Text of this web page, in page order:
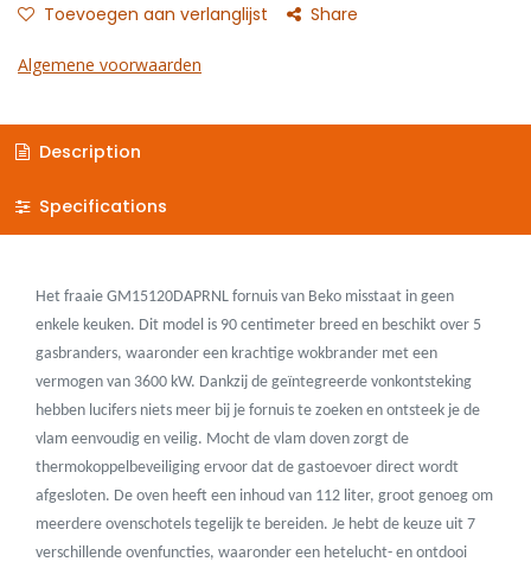
Toevoegen aan verlanglijst Share
Algemene voorwaarden
Description
Specifications
Het fraaie GM15120DAPRNL fornuis van Beko misstaat in geen
enkele keuken. Dit model is 90 centimeter breed en beschikt over 5
gasbranders, waaronder een krachtige wokbrander met een
vermogen van 3600 kW. Dankzij de geïntegreerde vonkontsteking
hebben lucifers niets meer bij je fornuis te zoeken en ontsteek je de
vlam eenvoudig en veilig. Mocht de vlam doven zorgt de
thermokoppelbeveiliging ervoor dat de gastoevoer direct wordt
afgesloten. De oven heeft een inhoud van 112 liter, groot genoeg om
meerdere ovenschotels tegelijk te bereiden. Je hebt de keuze uit 7
verschillende ovenfuncties, waaronder een hetelucht- en ontdooi